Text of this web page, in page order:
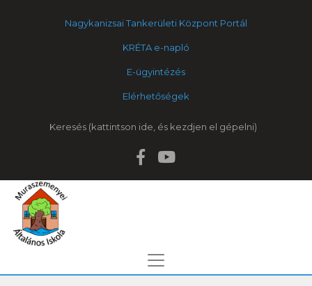
Nagykanizsai Tankerületi Központ Portál
KRÉTA e-napló
E-ügyintézés
Elérhetőségek
Keresés